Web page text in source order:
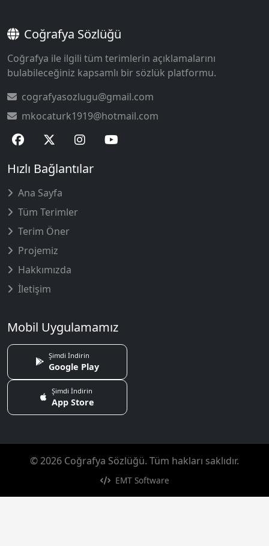
Coğrafya Sözlüğü
Coğrafya ile ilgili tüm terimlerin açıklamalarını
bulabileceğiniz kapsamlı bir sözlük platformu.
cografyasozlugu@gmail.com
mkocaturk1919@hotmail.com
Hızlı Bağlantılar
Ana Sayfa
Tüm Terimler
Terim Öner
Projemiz
Hakkımızda
İletişim
Mobil Uygulamamız
Şimdi İndirin
Google Play
Şimdi İndirin
App Store
© 2026 Coğrafya Sözlüğü. Tüm hakları saklıdır.
EMT Software